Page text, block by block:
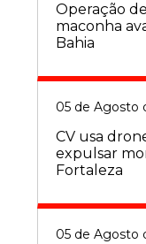
Operação
maconha
Bahia
05 de Agosto
CV usa
expulsar
Fortaleza
05 de Agosto